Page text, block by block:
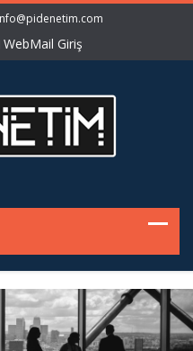
WebMail Giriş